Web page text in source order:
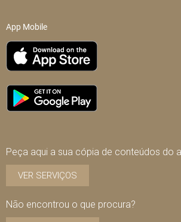
App Mobile
Peça aqui a sua cópia de conteúdos do
VER SERVIÇOS
Não encontrou o que procura?